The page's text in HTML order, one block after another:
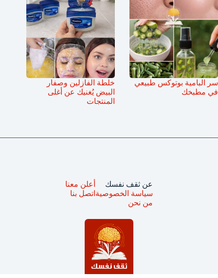
سر البامية بوتوكس طبيعي
في مطبخك
خلطة الفازلين وصفار
البيض يُغنيك عن أغلى
المنتجات
عن ثقف نفسك
سياسة الخصوصية
من نحن
أعلن معنا
اتصل بنا